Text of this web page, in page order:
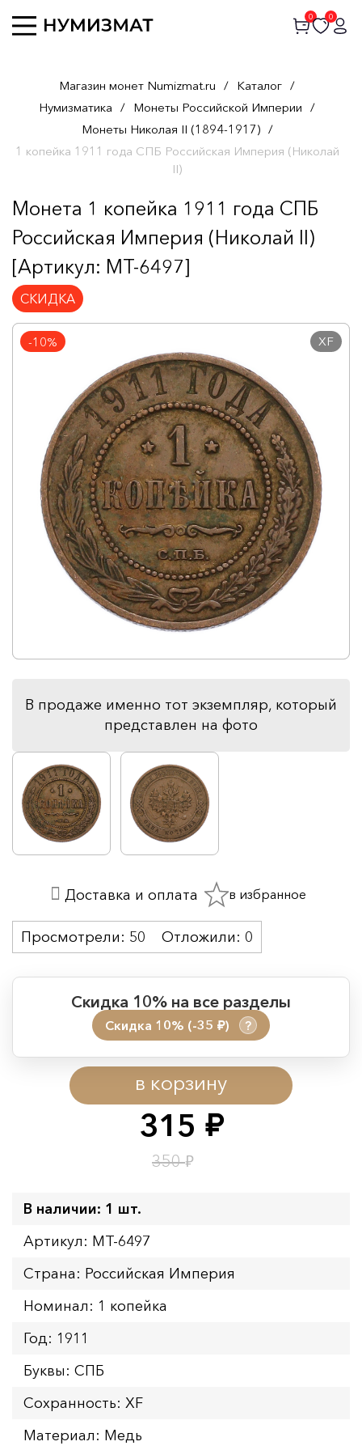
0 0
Магазин монет Numizmat.ru / Каталог /
Нумизматика / Монеты Российской Империи /
Монеты Николая II (1894-1917) /
1 копейка 1911 года СПБ Российская Империя (Николай
II)
Монета 1 копейка 1911 года СПБ
Российская Империя (Николай II)
[Артикул: MT-6497]
СКИДКА
-10% XF
В продаже именно тот экземпляр, который
представлен на фото
315 руб.
350₽
в корзину
Скидка 10% на все разделы
Скидка 10% (-35 руб.) ?
Период действия акции:
Начало:
08.08.2026 00:01
Окончание:
09.08.2026 23:59
Время до окончания:
Просмотрели: 50 Отложили: 0
Доставка и оплата в избранное
В наличии: 1 шт.
Артикул: MT-6497
Страна: Российская Империя
Номинал: 1 копейка
Год: 1911
Буквы: СПБ
Сохранность: XF
Материал: Медь